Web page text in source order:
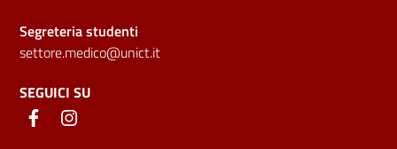
Segreteria studenti
settore.medico@unict.it
SEGUICI SU